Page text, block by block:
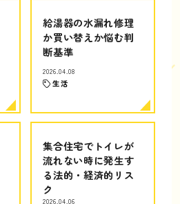
給湯器の水漏れ修理
か買い替えか悩む判
断基準
2026.04.08
生活
集合住宅でトイレが
流れない時に発生す
る法的・経済的リス
ク
2026.04.06